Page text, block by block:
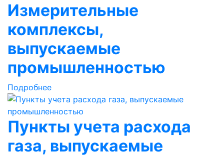
Измерительные
комплексы,
выпускаемые
промышленностью
Подробнее
Пункты учета расхода
газа, выпускаемые